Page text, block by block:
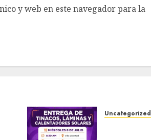
y web en este navegador para la
Uncategorized